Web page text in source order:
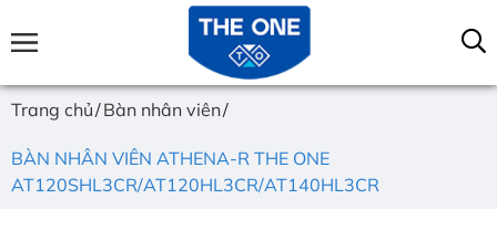
Trang chủ Bàn nhân viên
BÀN NHÂN VIÊN ATHENA-R THE ONE
AT120SHL3CR/AT120HL3CR/AT140HL3CR